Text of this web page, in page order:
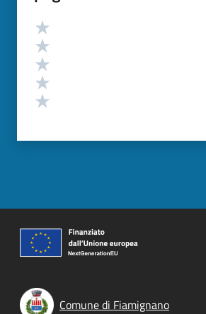
Valutazione
Comune di Fiamignano